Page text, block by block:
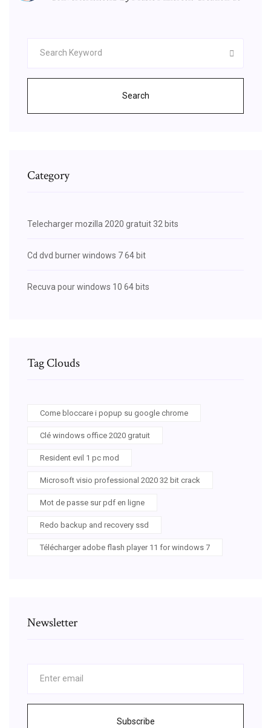
Search
Category
Telecharger mozilla 2020 gratuit 32 bits
Cd dvd burner windows 7 64 bit
Recuva pour windows 10 64 bits
Tag Clouds
Come bloccare i popup su google chrome
Clé windows office 2020 gratuit
Resident evil 1 pc mod
Microsoft visio professional 2020 32 bit crack
Mot de passe sur pdf en ligne
Redo backup and recovery ssd
Télécharger adobe flash player 11 for windows 7
Newsletter
Subscribe